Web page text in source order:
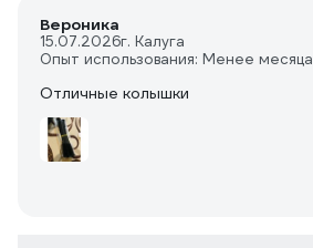
Вероника
15.07.2026г. Калуга
Опыт использования: Менее месяца
Отличные колышки